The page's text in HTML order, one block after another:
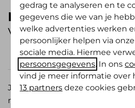
Medische fitness
Vergoeding 2026
2025 2026
Je hebt eenmaal per jaar recht
met als doel het voorkomen
gedrag te analyseren en te
gegevens die we van je
welke advertenties werken
persoonlijker helpen via
sociale media. Hiermee
persoonsgegevens. In ons
vind je meer informatie over
13 partners deze cookies